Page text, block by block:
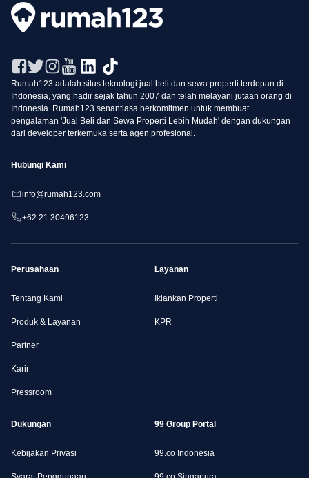
Rumah123 adalah situs teknologi jual beli dan sewa properti terdepan di
Indonesia, yang hadir sejak tahun 2007 dan telah melayani jutaan orang di
Indonesia. Rumah123 senantiasa berkomitmen untuk membuat
pengalaman 'Jual Beli dan Sewa Properti Lebih Mudah' dengan dukungan
dari developer terkemuka serta agen profesional.
Perusahaan
Tentang Kami
Produk & Layanan
Partner
Karir
Pressroom
Layanan
Iklankan Properti
KPR
Dukungan
Kebijakan Privasi
99 Group Portal
99.co Indonesia
Hubungi Kami
info@rumah123.com
+62 21 30496123